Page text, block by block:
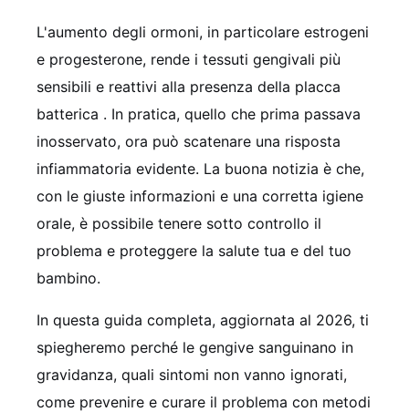
L'aumento degli ormoni, in particolare estrogeni
e progesterone, rende i tessuti gengivali più
sensibili e reattivi alla presenza della placca
batterica . In pratica, quello che prima passava
inosservato, ora può scatenare una risposta
infiammatoria evidente. La buona notizia è che,
con le giuste informazioni e una corretta igiene
orale, è possibile tenere sotto controllo il
problema e proteggere la salute tua e del tuo
bambino.
In questa guida completa, aggiornata al 2026, ti
spiegheremo perché le gengive sanguinano in
gravidanza, quali sintomi non vanno ignorati,
come prevenire e curare il problema con metodi